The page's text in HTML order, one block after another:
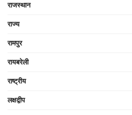
राजस्थान
राज्य
रामपुर
रायबरेली
राष्ट्रीय
लक्षद्वीप